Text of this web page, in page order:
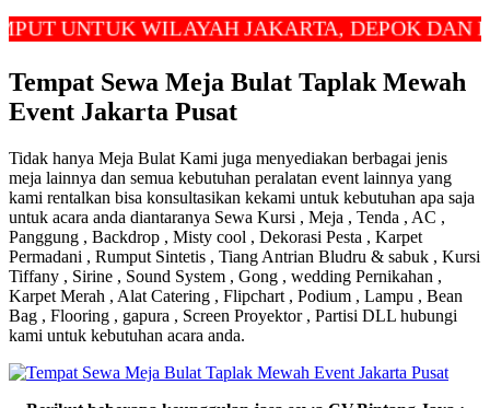
WILAYAH JAKARTA, DEPOK DAN
Tempat Sewa Meja Bulat Taplak Mewah
Event Jakarta Pusat
Tidak hanya Meja Bulat Kami juga menyediakan berbagai jenis
meja lainnya dan semua kebutuhan peralatan event lainnya yang
kami rentalkan bisa konsultasikan kekami untuk kebutuhan apa saja
untuk acara anda diantaranya Sewa Kursi , Meja , Tenda , AC ,
Panggung , Backdrop , Misty cool , Dekorasi Pesta , Karpet
Permadani , Rumput Sintetis , Tiang Antrian Bludru & sabuk , Kursi
Tiffany , Sirine , Sound System , Gong , wedding Pernikahan ,
Karpet Merah , Alat Catering , Flipchart , Podium , Lampu , Bean
Bag , Flooring , gapura , Screen Proyektor , Partisi DLL hubungi
kami untuk kebutuhan acara anda.